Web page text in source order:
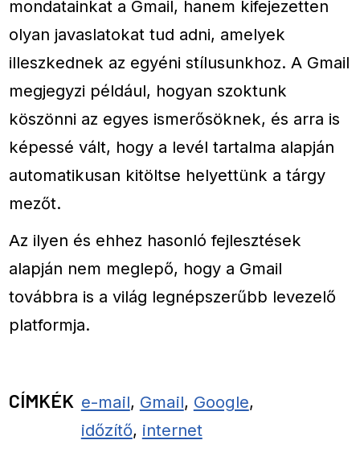
mondatainkat a Gmail, hanem kifejezetten
olyan javaslatokat tud adni, amelyek
illeszkednek az egyéni stílusunkhoz. A Gmail
megjegyzi például, hogyan szoktunk
köszönni az egyes ismerősöknek, és arra is
képessé vált, hogy a levél tartalma alapján
automatikusan kitöltse helyettünk a tárgy
mezőt.
Az ilyen és ehhez hasonló fejlesztések
alapján nem meglepő, hogy a Gmail
továbbra is a világ legnépszerűbb levezelő
platformja.
CÍMKÉK e-mail, Gmail, Google,
időzítő, internet